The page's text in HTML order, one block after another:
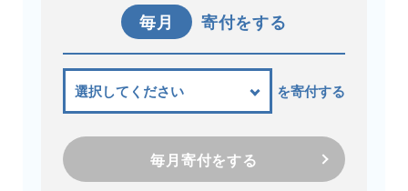
毎月 寄付をする
を寄付する
毎月寄付をする